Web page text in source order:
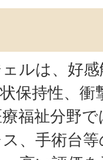
ルは、好
保持性、
福祉分野
、手術台